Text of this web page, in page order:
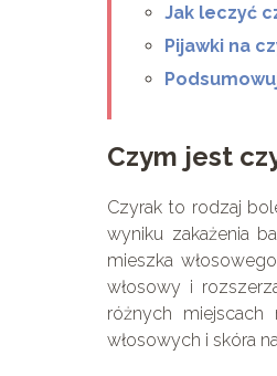
Jak leczyć
Pijawki na
Czym jest
Czyrak to rodzaj
wyniku zakażenia
mieszka
włosowy i
różnych
włosowych i skóra